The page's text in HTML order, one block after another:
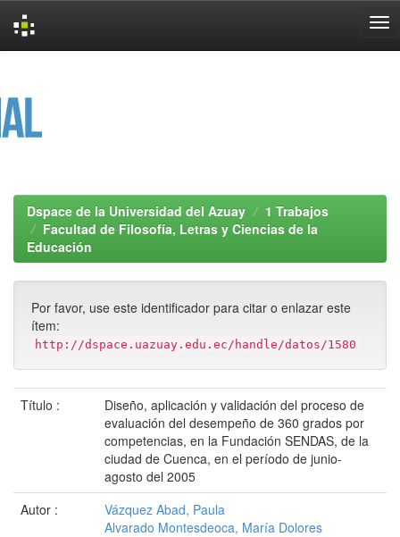
Dspace de la Universidad del Azuay
1 Trabajos
Facultad de Filosofía, Letras y Ciencias de la
Educación
Por favor, use este identificador para citar o enlazar este
ítem:
http://dspace.uazuay.edu.ec/handle/datos/1580
Título :
Diseño, aplicación y validación del proceso de
evaluación del desempeño de 360 grados por
competencias, en la Fundación SENDAS, de la
ciudad de Cuenca, en el período de junio-
agosto del 2005
Autor :
Vázquez Abad, Paula
Alvarado Montesdeoca, María Dolores